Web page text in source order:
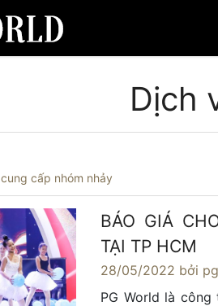
Dịch
cấp nhóm nhảy
BÁO GIÁ
TẠI TP HCM
28/05/2022 bởi
PG World là